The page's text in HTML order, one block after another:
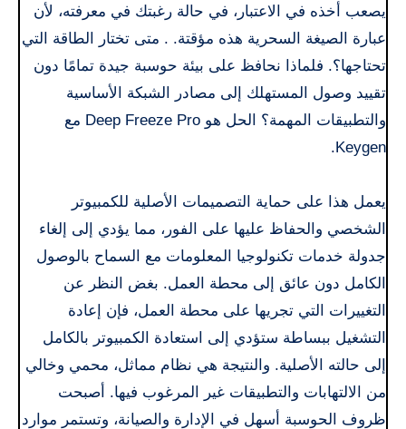
يصعب أخذه في الاعتبار، في حالة رغبتك في معرفته، لأن
عبارة الصيغة السحرية هذه مؤقتة. . متى تختار الطاقة التي
تحتاجها؟. فلماذا نحافظ على بيئة حوسبة جيدة تمامًا دون
تقييد وصول المستهلك إلى مصادر الشبكة الأساسية
والتطبيقات المهمة؟ الحل هو Deep Freeze Pro مع
Keygen.
يعمل هذا على حماية التصميمات الأصلية للكمبيوتر
الشخصي والحفاظ عليها على الفور، مما يؤدي إلى إلغاء
جدولة خدمات تكنولوجيا المعلومات مع السماح بالوصول
الكامل دون عائق إلى محطة العمل. بغض النظر عن
التغييرات التي تجريها على محطة العمل، فإن إعادة
التشغيل ببساطة ستؤدي إلى استعادة الكمبيوتر بالكامل
إلى حالته الأصلية. والنتيجة هي نظام مماثل، محمي وخالي
من الالتهابات والتطبيقات غير المرغوب فيها. أصبحت
ظروف الحوسبة أسهل في الإدارة والصيانة، وتستمر موارد